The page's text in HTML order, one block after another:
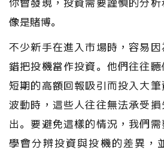
你會發現，投資需要謹慎的分
像是賭博。
不少新手在進入市場時，容易因
錯把投機當作投資。他們往往
短期的高額回報吸引而投入大
波動時，這些人往往無法承受
出。要避免這樣的情況，我們需
學會分辨投資與投機的差異，